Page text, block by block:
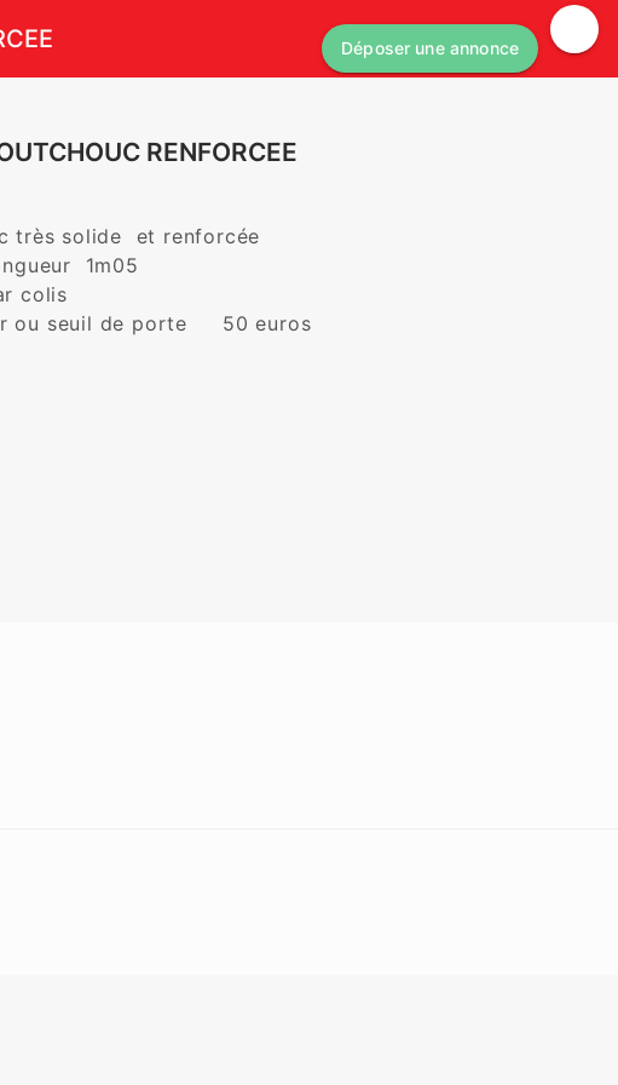
Déposer une annonce
RENFORCEE
très solide  et renforcée
1m05
colis
seuil de porte     50 euros